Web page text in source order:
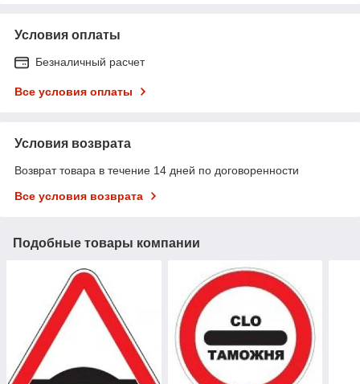
Условия оплаты
Безналичный расчет
Все условия оплаты
Условия возврата
Возврат товара в течение 14 дней по договоренности
Все условия возврата
Подобные товары компании